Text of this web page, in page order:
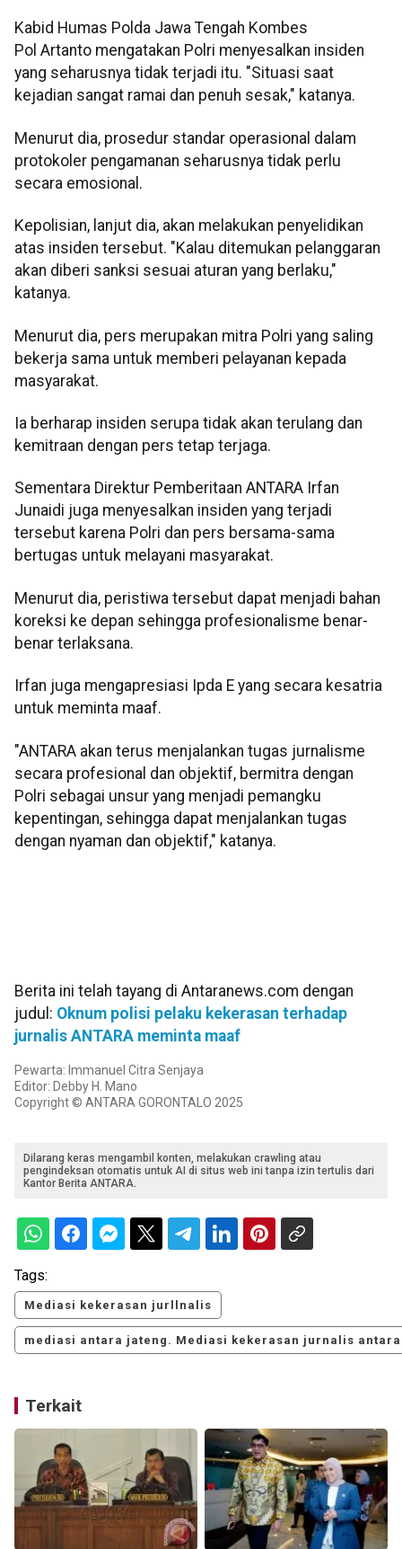
Kabid Humas Polda Jawa Tengah Kombes
Pol Artanto mengatakan Polri menyesalkan insiden
yang seharusnya tidak terjadi itu. "Situasi saat
kejadian sangat ramai dan penuh sesak," katanya.
Menurut dia, prosedur standar operasional dalam
protokoler pengamanan seharusnya tidak perlu
secara emosional.
Kepolisian, lanjut dia, akan melakukan penyelidikan
atas insiden tersebut. "Kalau ditemukan pelanggaran
akan diberi sanksi sesuai aturan yang berlaku,"
katanya.
Menurut dia, pers merupakan mitra Polri yang saling
bekerja sama untuk memberi pelayanan kepada
masyarakat.
Ia berharap insiden serupa tidak akan terulang dan
kemitraan dengan pers tetap terjaga.
Sementara Direktur Pemberitaan ANTARA Irfan
Junaidi juga menyesalkan insiden yang terjadi
tersebut karena Polri dan pers bersama-sama
bertugas untuk melayani masyarakat.
Menurut dia, peristiwa tersebut dapat menjadi bahan
koreksi ke depan sehingga profesionalisme benar-
benar terlaksana.
Irfan juga mengapresiasi Ipda E yang secara kesatria
untuk meminta maaf.
"ANTARA akan terus menjalankan tugas jurnalisme
secara profesional dan objektif, bermitra dengan
Polri sebagai unsur yang menjadi pemangku
kepentingan, sehingga dapat menjalankan tugas
dengan nyaman dan objektif," katanya.
Berita ini telah tayang di Antaranews.com dengan
judul: Oknum polisi pelaku kekerasan terhadap
jurnalis ANTARA meminta maaf
Pewarta: Immanuel Citra Senjaya
Editor: Debby H. Mano
Copyright © ANTARA GORONTALO 2025
Dilarang keras mengambil konten, melakukan crawling atau
pengindeksan otomatis untuk AI di situs web ini tanpa izin tertulis dari
Kantor Berita ANTARA.
Tags:
Mediasi kekerasan jurllnalis
mediasi antara jateng. Mediasi kekerasan jurnalis antara
Terkait